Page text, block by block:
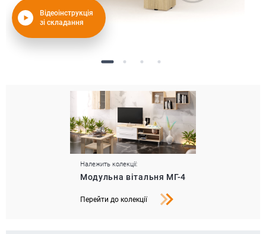
Відеоінструкція
зі складання
Належить колекції:
Модульна вітальня МГ-4
Перейти до колекції